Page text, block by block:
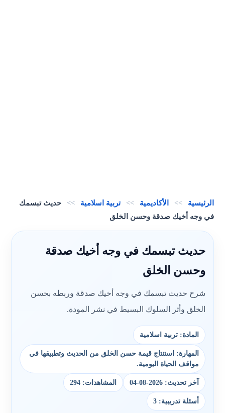
الرئيسية >> الأكاديمية >> تربية اسلامية >>
حديث تبسمك
في وجه أخيك صدقة وحسن الخلق
حديث تبسمك في وجه أخيك صدقة
وحسن الخلق
شرح حديث تبسمك في وجه أخيك صدقة وربطه بحسن
الخلق وأثر السلوك البسيط في نشر المودة.
المادة: تربية اسلامية
المهارة: استنتاج قيمة حسن الخلق من الحديث وتطبيقها في
مواقف الحياة اليومية.
آخر تحديث: 2026-08-04 المشاهدات: 294
أسئلة تدريبية: 3